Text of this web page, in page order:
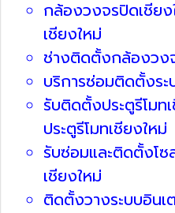
กล้องวงจรปิดเชียง
เชียงใหม่
ช่างติดตั้งกล้องวง
บริการซ่อมติดตั้งร
รับติดตั้งประตูรีโมท
ประตูรีโมทเชียงใหม่
รับซ่อมและติดตั้งโซ
เชียงใหม่
ติดตั้งวางระบบอินเ